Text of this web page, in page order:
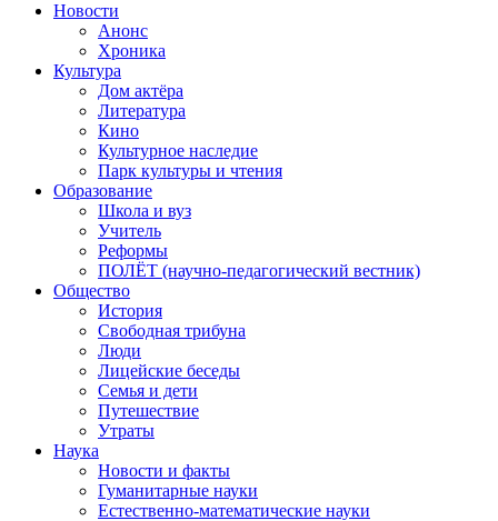
Новости
Анонс
Хроника
Культура
Дом актёра
Литература
Кино
Культурное наследие
Парк культуры и чтения
Образование
Школа и вуз
Учитель
Реформы
ПОЛЁТ (научно-педагогический вестник)
Общество
История
Свободная трибуна
Люди
Лицейские беседы
Семья и дети
Путешествие
Утраты
Наука
Новости и факты
Гуманитарные науки
Естественно-математические науки